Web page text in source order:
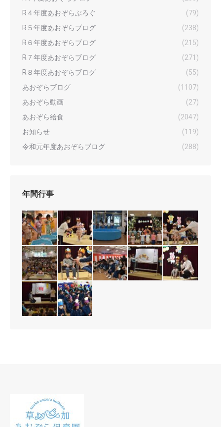
R４年度あおぞらぶろぐ
(79)
R５年度あおぞらブログ
(238)
R６年度あおぞらブログ
(215)
R７年度あおぞらブログ
(271)
R８年度あおぞらブログ
(55)
あおぞらブログ
(1107)
あおぞら動画
(27)
あおぞら給食
(2047)
お知らせ
(119)
令和元年度あおぞらブログ
(288)
年間行事